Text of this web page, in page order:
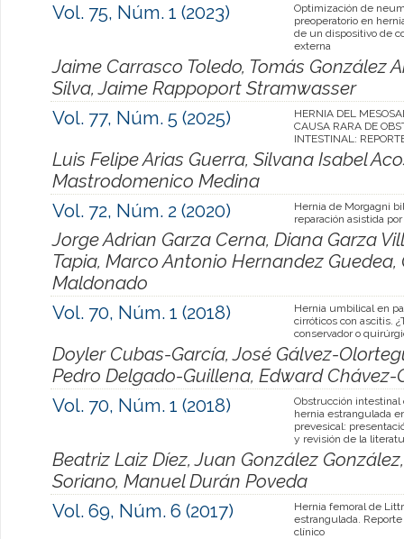
Vol. 75, Núm. 1 (2023)
Optimización de
preoperatorio en
de un dispositivo de
externa
Jaime Carrasco Toledo, Tomás González
Silva, Jaime Rappoport Stramwasser
Vol. 77, Núm. 5 (2025)
HERNIA DEL
CAUSA RARA DE
INTESTINAL:
Luis Felipe Arias Guerra, Silvana Isabel
Mastrodomenico Medina
Vol. 72, Núm. 2 (2020)
Hernia de Morgagni
reparación asistida
Jorge Adrian Garza Cerna, Diana Garza
Tapia, Marco Antonio Hernandez
Maldonado
Vol. 70, Núm. 1 (2018)
Hernia umbilical en
cirróticos con ascitis.
conservador o
Doyler Cubas-García, José Gálvez-
Pedro Delgado-Guillena, Edward Chávez-
Vol. 70, Núm. 1 (2018)
Obstrucción intestinal
hernia estrangulada
prevesical:
y revisión de la
Beatriz Laiz Díez, Juan González
Soriano, Manuel Durán Poveda
Vol. 69, Núm. 6 (2017)
Hernia femoral de
estrangulada. Reporte
clínico